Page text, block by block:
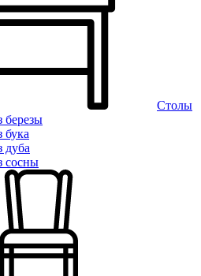
Столы
березы
бука
дуба
сосны